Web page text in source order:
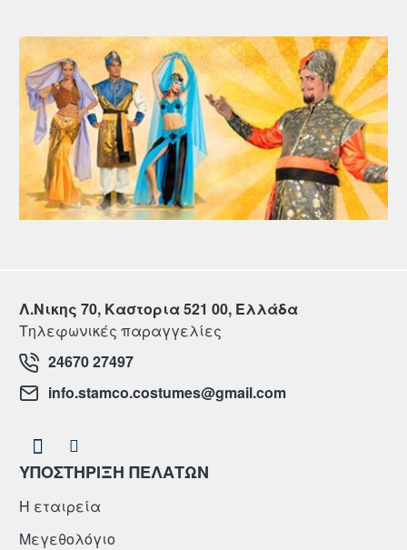
Λ.Νικης 70, Καστορια 521 00, Ελλάδα
Τηλεφωνικές παραγγελίες
24670 27497
info.stamco.costumes@gmail.com
ΥΠΟΣΤΗΡΙΞΗ ΠΕΛΑΤΩΝ
Η εταιρεία
Μεγεθολόγιο